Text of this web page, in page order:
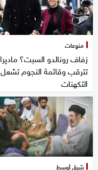
منوعات
زفاف رونالدو السبت؟ ماديرا
تترقب وقائمة النجوم تشعل
التكهنات
شرق أوسط